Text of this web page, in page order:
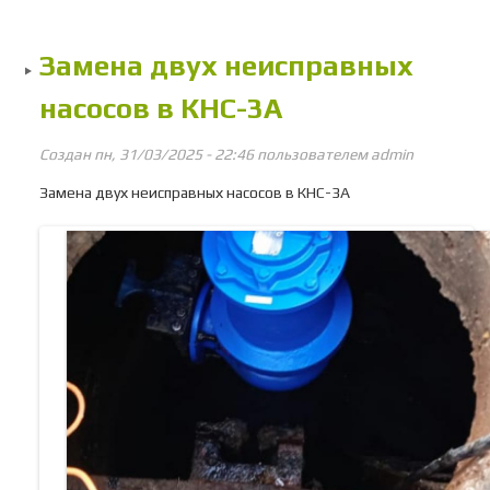
Замена двух неисправных
насосов в КНС-3А
Создан пн, 31/03/2025 - 22:46 пользователемadmin
Замена двух неисправных насосов в КНС-3А